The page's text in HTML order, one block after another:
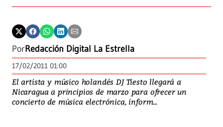
PorRedacción Digital La Estrella
17/02/2011 01:00
El artista y músico holandés DJ Tiesto llegará a
Nicaragua a principios de marzo para ofrecer un
concierto de música electrónica, inform...